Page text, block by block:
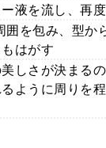
液を流し、再
を包み、型か
はがす
美しさが決まる
ように周りを